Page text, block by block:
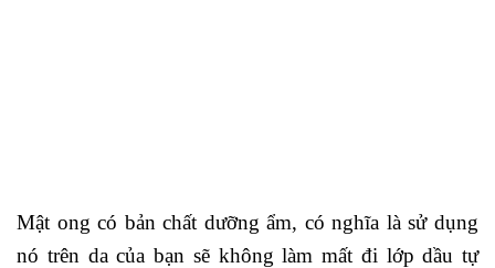
Mật ong có bản chất dưỡng ẩm, có nghĩa là sử dụng
nó trên da của bạn sẽ không làm mất đi lớp dầu tự